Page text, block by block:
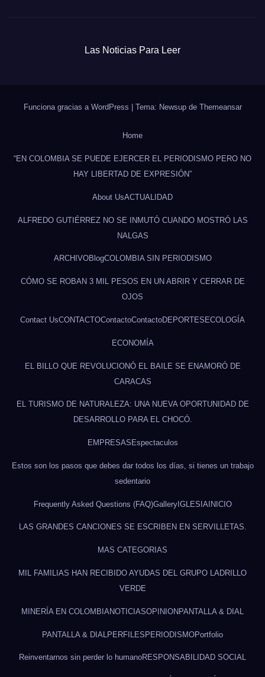
Las Noticias Para Leer
Funciona gracias a WordPress Tema: Newsup de Themeansar
Home
“EN COLOMBIA SE PUEDE EJERCER EL PERIODISMO PERO NO
HAY LIBERTAD DE EXPRESIÓN”
About UsACTUALIDAD
ALFREDO GUTIÉRREZ NO SE INMUTÓ CUANDO MOSTRÓ LAS
NALGAS
ARCHIVOBlogCOLOMBIA SIN PERIODISMO
CÓMO SE ROBAN 3 MIL PESOS EN UN ABRIR Y CERRAR DE
OJOS
Contact UsCONTACTOContactoContactoDEPORTES ECOLOGÍA
ECONOMÍA
EL BILLO QUE REVOLUCIONÓ EL BAILE SE ENAMORÓ DE
CARACAS
EL TURISMO DE NATURALEZA: UNA NUEVA OPORTUNIDAD DE
DESARROLLO PARA EL CHOCÓ.
EMPRESAS Espectaculos
Estos son los pasos que debes dar todos los días, si tienes un trabajo
sedentario
Frequently Asked Questions (FAQ)GalleryIGLESIAINICIO
LAS GRANDES CANCIONES SE ESCRIBEN EN SERVILLETAS.
MAS CATEGORIAS
MIL FAMILIAS HAN RECIBIDO AYUDAS DEL GRUPO LADRILLO
VERDE
MINERÍA EN COLOMBIA NOTICIASOPINION PANTALLA & DIAL
PANTALLA & DIAL PERFILESPERIODISMOPortfolio
Reinventarnos sin perder lo humanoRESPONSABILIDAD SOCIAL